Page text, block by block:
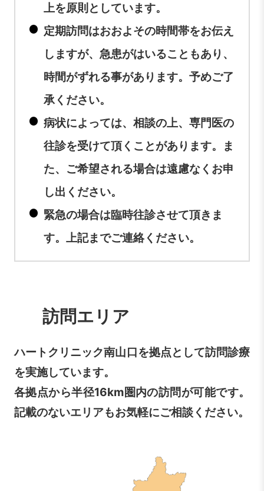
上を原則としています。
定期訪問はおおよその時間帯をお伝え
しますが、急患がはいることもあり、
時間がずれる事があります。予めご了
承ください。
病状によっては、相談の上、専門医の
往診を受けて頂くことがあります。ま
た、ご希望される場合は遠慮なくお申
し出ください。
緊急の場合は臨時往診させて頂きま
す。上記までご連絡ください。
訪問エリア
ハートクリニック南山口を拠点として訪問診療
を実施しています。
各拠点から半径16km圏内の訪問が可能です。
記載のないエリアもお気軽にご相談ください。